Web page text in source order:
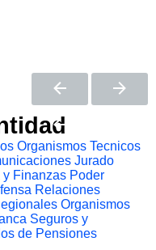
Organismos Tecnicos
Jurado
y Finanzas Poder
Relaciones
Organismos
Seguros y
de Pensiones